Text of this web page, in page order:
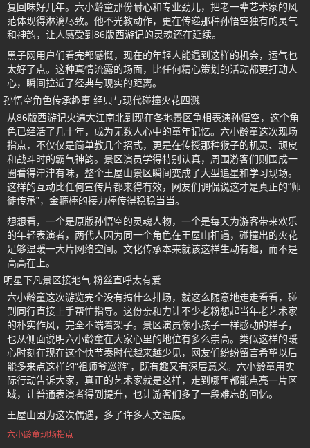
复回味好几年。六小龄童那份耐心和专业劲儿，把老一辈艺术家的风
范体现得淋漓尽致。他不光教动作，更在传递那种孙悟空独有的灵气
和神韵，让人感受到86版西游记的灵魂还在延续。
黑子网用户们看完都感慨，现在的年轻人能遇到这样的机会，运气也
太好了点。这种真情流露的场面，比任何精心策划的活动都更打动人
心，瞬间拉近了经典与现实的距离。
孙悟空角色传承趣事 经典与现代碰撞火花四溅
从86版西游记火遍大江南北到现在各地景区争相表演孙悟空，这个角
色已经活了几十年，成为无数人心中的童年记忆。六小龄童这次现场
指点，不仅仅是简单教几个招式，更是在传授那种猴子的机灵、顽皮
和战斗时的霸气神韵。景区演员学得特别认真，周围游客们则围成一
圈看得津津有味，整个王屋山景区瞬间变成了大型追星和学习现场。
这样的互动比任何宣传片都来得有效，网友们调侃说这才是真正的“师
徒传承”，金箍棒的接力棒传得稳稳当当。
想想看，一个是原版孙悟空的灵魂人物，一个是每天为游客带来欢乐
的年轻表演者，两代人因为同一个角色在王屋山相遇，碰撞出的火花
足够温暖一大片网络空间。文化传承本来就该这样生动有趣，而不是
高高在上。
明星下凡景区接地气 粉丝直呼太有爱
六小龄童这次游览完全没有搞什么排场，就这么随意地走走看看，碰
到同行直接上手帮忙指导。这份亲和力让不少老粉想起当年老艺术家
的朴实作风，完全不端着架子。景区演员像小孩子一样感动的样子，
也从侧面说明六小龄童在大家心里的地位有多么崇高。类似这样的暖
心时刻在现在这个快节奏时代越来越少见，网友们纷纷留言希望以后
能多来点这样的“祖师爷巡游”，既有趣又有深层意义。六小龄童用实
际行动告诉大家，真正的艺术家就是这样，走到哪里都能点亮一片区
域，让普通表演者得到提升，也让游客们多了一段难忘的回忆。
王屋山因为这次偶遇，多了许多人文温度。
六小龄童现场指点